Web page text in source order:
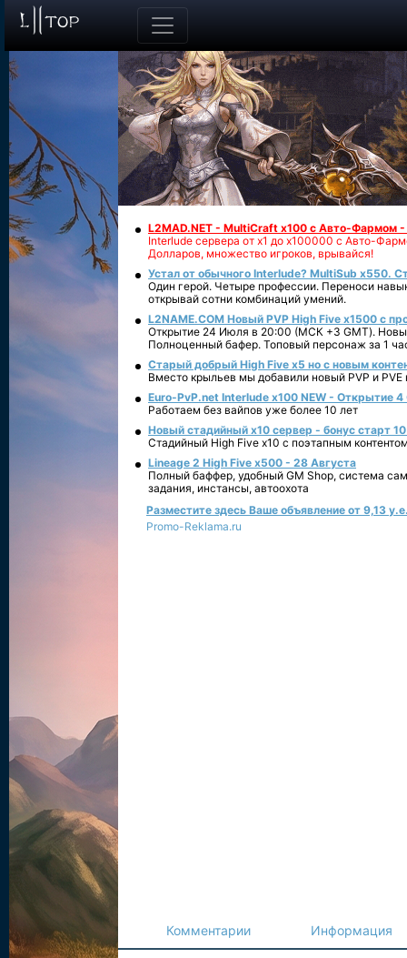
L2MAD.NET - MultiCraft x100 с Авто-Фармом
Interlude сервера от х1 до х100000 с Авто-
Долларов, множество игроков, врывайся!
Устал от обычного Interlude? MultiSub x550.
Один герой. Четыре профессии. Переноси
открывай сотни комбинаций умений.
L2NAME.COM Новый PVP High Five x1500 с
Открытие 24 Июля в 20:00 (МСК +3 GMT).
Полноценный бафер. Топовый персонаж за 1
Старый добрый High Five x5 но с новым
Вместо крыльев мы добавили новый PVP и PVE
Euro-PvP.net Interlude х100 NEW - Открытие 4
Работаем без вайпов уже более 10 лет
Новый стадийный х10 сервер - бонус старт
Стадийный High Five x10 с поэтапным
Lineage 2 High Five x500 - 28 Августа
Полный баффер, удобный GM Shop, система
задания, инстансы, автоохота
Разместите здесь Ваше объявление от 9,13
Promo-Reklama.ru
Комментарии Информация